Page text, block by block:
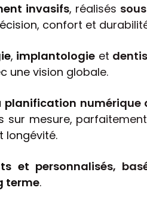
invasifs, réalisés
confort et
, implantologie et
une vision globale.
planification numérique
mesure,
longévité.
et personnalisés,
terme.